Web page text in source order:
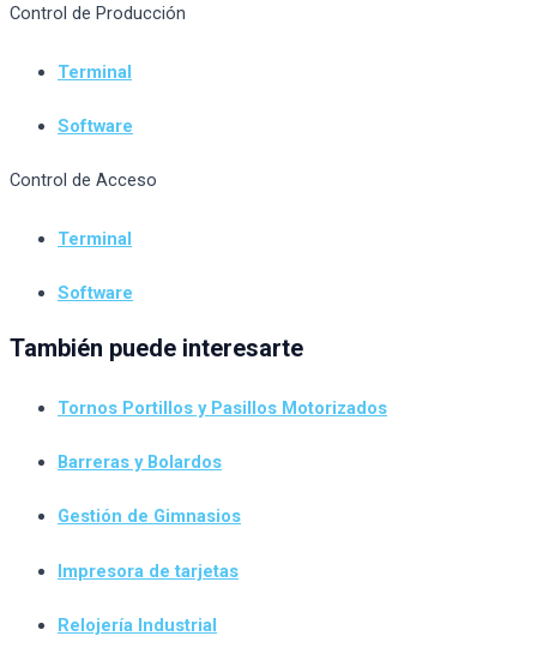
Control de Producción
Terminal
Software
Control de Acceso
Terminal
Software
También puede interesarte
Tornos Portillos y Pasillos Motorizados
Barreras y Bolardos
Gestión de Gimnasios
Impresora de tarjetas
Relojería Industrial